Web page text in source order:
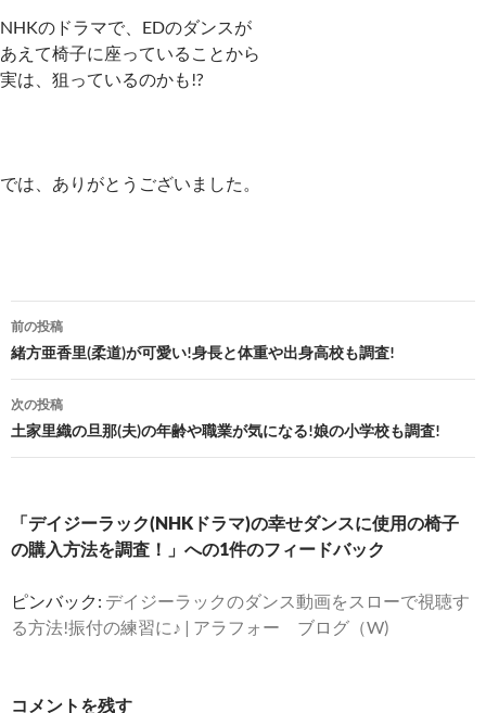
NHKのドラマで、EDのダンスが
あえて椅子に座っていることから
実は、狙っているのかも!?
では、ありがとうございました。
投
稿
ナ
ビ
ゲ
ー
シ
ン
前の投稿
緒方亜香里(柔道)が可愛い!身長と体重や出身高校も調査!
次の投稿
土家里織の旦那(夫)の年齢や職業が気になる!娘の小学校も調査!
「デイジーラック(NHKドラマ)の幸せダンスに使用の椅子
の購入方法を調査！」への1件のフィードバック
ピンバック: デイジーラックのダンス動画をスローで視聴す
る方法!振付の練習に♪ | アラフォー ブログ（W)
コメントを残す